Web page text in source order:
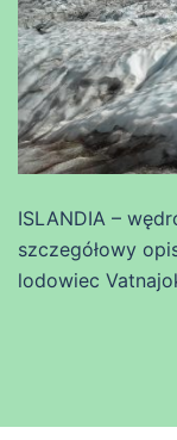
ISLANDIA –
szczegółowy
lodowiec